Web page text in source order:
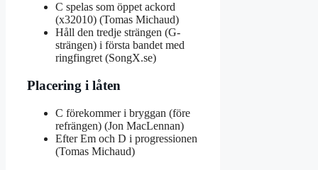
C spelas som öppet ackord
(x32010) (Tomas Michaud)
Håll den tredje strängen (G-
strängen) i första bandet med
ringfingret (SongX.se)
Placering i låten
C förekommer i bryggan (före
refrängen) (Jon MacLennan)
Efter Em och D i progressionen
(Tomas Michaud)